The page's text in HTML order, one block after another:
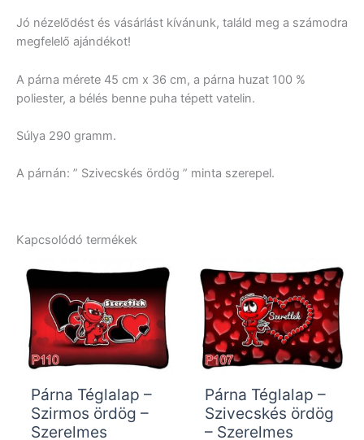
Jó nézelődést és vásárlást kívánunk, találd meg a számodra
megfelelő ajándékot!
A párna mérete 45 cm x 36 cm, a párna huzat 100 %
poliester, a bélés benne puha tépett vatelin.
Súlya 290 gramm.
A párnán: ” Szivecskés ördög ” minta szerepel.
Kapcsolódó termékek
Párna Téglalap –
Szirmos ördög –
Szerelmes
Párna Téglalap –
Szivecskés ördög
– Szerelmes